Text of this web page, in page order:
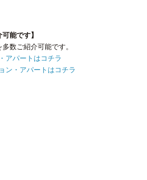
能です】
数ご紹介可能です。
アパートはコチラ
ン・アパートはコチラ